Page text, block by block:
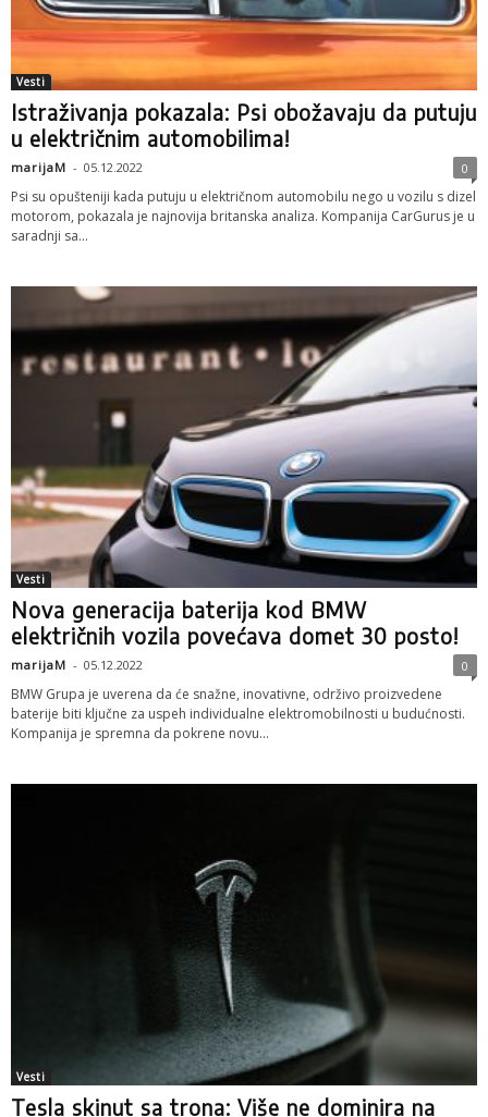
Vesti
Istraživanja pokazala: Psi obožavaju da putuju
u električnim automobilima!
marijaM - 05.12.2022 0
Psi su opušteniji kada putuju u električnom automobilu nego u vozilu s dizel
motorom, pokazala je najnovija britanska analiza. Kompanija CarGurus je u
saradnji sa...
Vesti
Nova generacija baterija kod BMW
električnih vozila povećava domet 30 posto!
marijaM - 05.12.2022 0
BMW Grupa je uverena da će snažne, inovativne, održivo proizvedene
baterije biti ključne za uspeh individualne elektromobilnosti u budućnosti.
Kompanija je spremna da pokrene novu...
Vesti
Tesla skinut sa trona: Više ne dominira na